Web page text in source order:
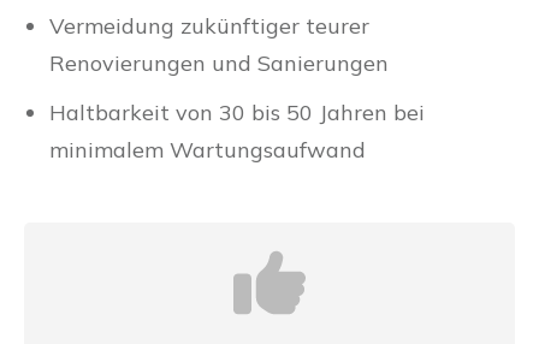
Vermeidung zukünftiger teurer
Renovierungen und Sanierungen
Haltbarkeit von 30 bis 50 Jahren bei
minimalem Wartungsaufwand